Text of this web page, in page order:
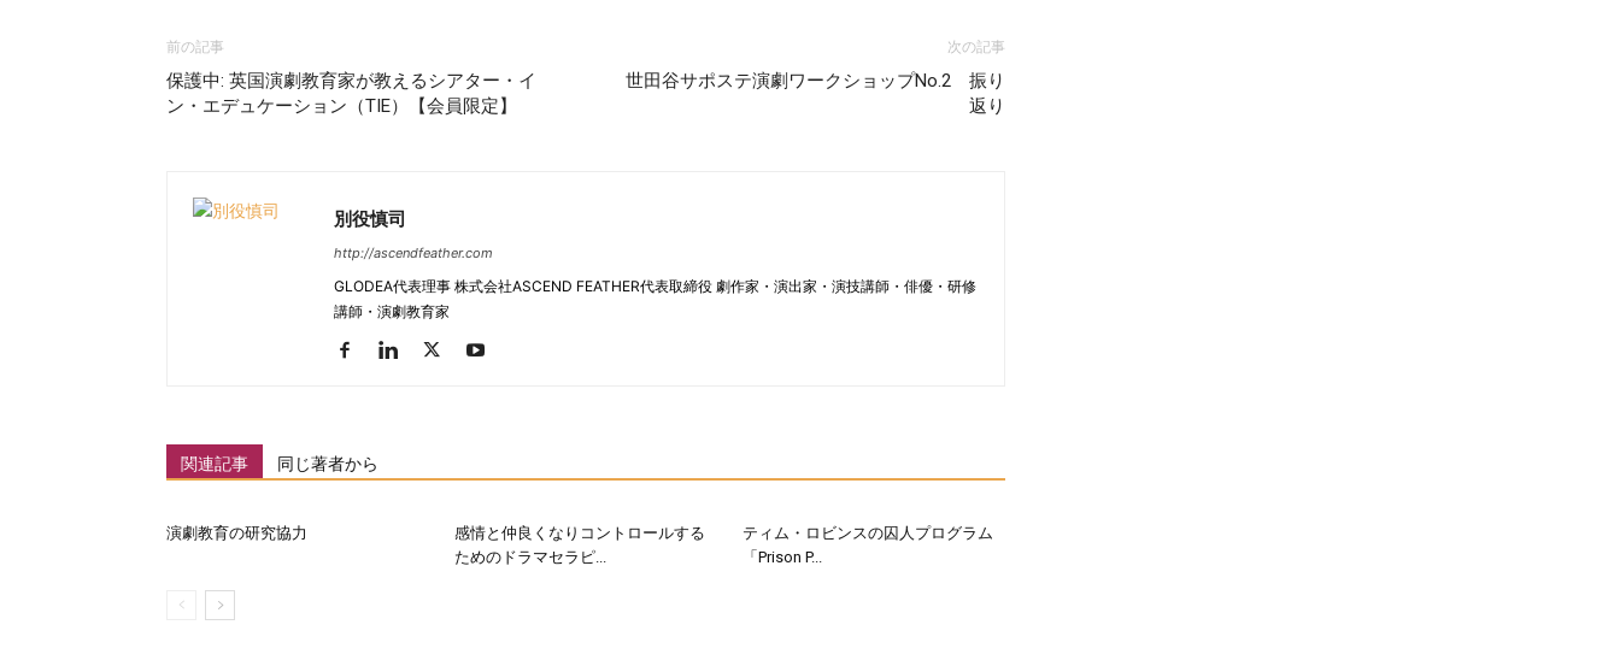
前の記事
保護中: 英国演劇教育家が教えるシアター・イ
ン・エデュケーション（TIE）【会員限定】
次の記事
世田谷サポステ演劇ワークショップNo.2 振り
返り
別役慎司
http://ascendfeather.com
GLODEA代表理事 株式会社ASCEND FEATHER代表取締役 劇作家・演出家・演技講師・俳優・研修
講師・演劇教育家
関連記事 同じ著者から
演劇教育の研究協力
感情と仲良くなりコントロールする
ためのドラマセラピ...
ティム・ロビンスの囚人プログラム
「Prison P...